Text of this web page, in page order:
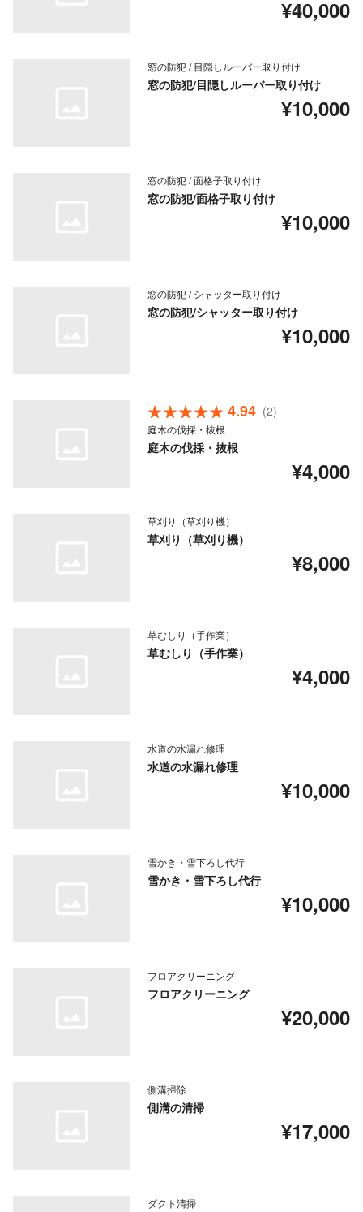
¥40,000
窓の防犯 / 目隠しルーバー取り付け
窓の防犯/目隠しルーバー取り付け
¥10,000
窓の防犯 / 面格子取り付け
窓の防犯/面格子取り付け
¥10,000
窓の防犯 / シャッター取り付け
窓の防犯/シャッター取り付け
¥10,000
4.94 (2)
庭木の伐採・抜根
庭木の伐採・抜根
¥4,000
草刈り（草刈り機）
草刈り（草刈り機）
¥8,000
草むしり（手作業）
草むしり（手作業）
¥4,000
水道の水漏れ修理
水道の水漏れ修理
¥10,000
雪かき・雪下ろし代行
雪かき・雪下ろし代行
¥10,000
フロアクリーニング
フロアクリーニング
¥20,000
側溝掃除
側溝の清掃
¥17,000
ダクト清掃